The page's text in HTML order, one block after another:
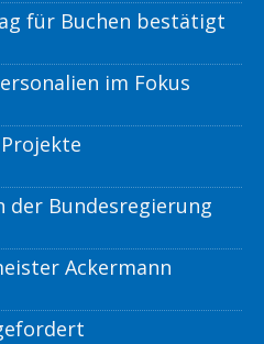
für Buchen bestätigt
im Fokus
der Bundesregierung
Ackermann